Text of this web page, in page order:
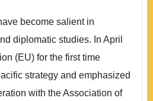
become salient in
diplomatic studies. In April
(EU) for the first time
strategy and emphasized
with the Association of